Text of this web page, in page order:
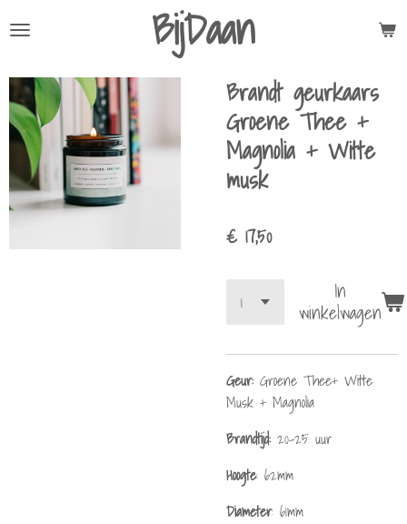
direct
de
hoofdinhoud
BijDaan
Brandt geurkaars
Groene Thee +
Magnolia + Witte
musk
€ 17,50
In
winkelwagen
Geur: Groene Thee+ Witte
Musk + Magnolia
Brandtijd: 20-25 uur
Hoogte: 62mm
Diameter: 61mm